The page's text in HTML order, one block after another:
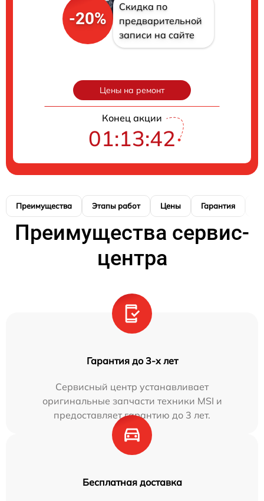
-20%
Скидка по
предварительной
записи на сайте
Цены на ремонт
Конец акции
01:13:41
Преимущества Этапы работ Цены Гарантия
Преимущества сервис-
центра
Гарантия до 3-х лет
Сервисный центр устанавливает
оригинальные запчасти техники MSI и
предоставляет гарантию до 3 лет.
Бесплатная доставка